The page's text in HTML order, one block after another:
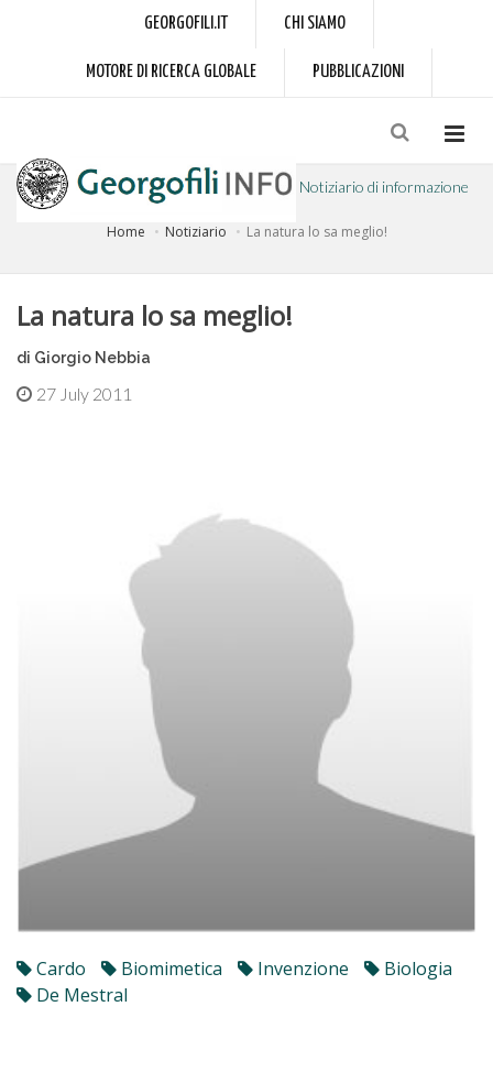
GEORGOFILI.IT CHI SIAMO
MOTORE DI RICERCA GLOBALE PUBBLICAZIONI
Notiziario di informazione
Home Notiziario La natura lo sa meglio!
La natura lo sa meglio!
di Giorgio Nebbia
27 July 2011
Cardo Biomimetica Invenzione
Biologia
De Mestral